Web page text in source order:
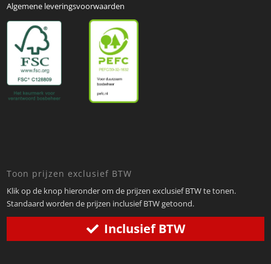
Algemene leveringsvoorwaarden
Toon prijzen exclusief BTW
Klik op de knop hieronder om de prijzen exclusief BTW te tonen.
Standaard worden de prijzen inclusief BTW getoond.
Inclusief BTW